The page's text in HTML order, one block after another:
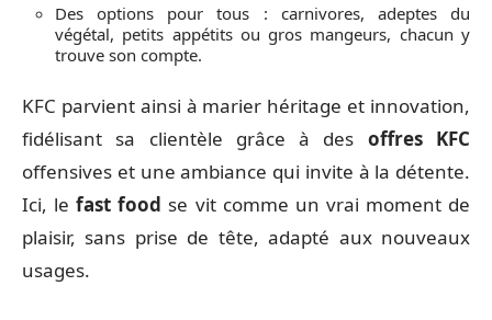
Des options pour tous : carnivores, adeptes du
végétal, petits appétits ou gros mangeurs, chacun y
trouve son compte.
KFC parvient ainsi à marier héritage et innovation,
fidélisant sa clientèle grâce à des offres KFC
offensives et une ambiance qui invite à la détente.
Ici, lefast food se vit comme un vrai moment de
plaisir, sans prise de tête, adapté aux nouveaux
usages.